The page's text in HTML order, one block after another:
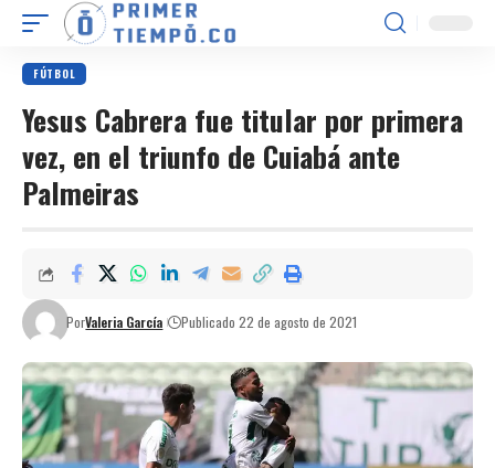
FÚTBOL
Yesus Cabrera fue titular por primera
vez, en el triunfo de Cuiabá ante
Palmeiras
PorValeria García Publicado 22 de agosto de 2021